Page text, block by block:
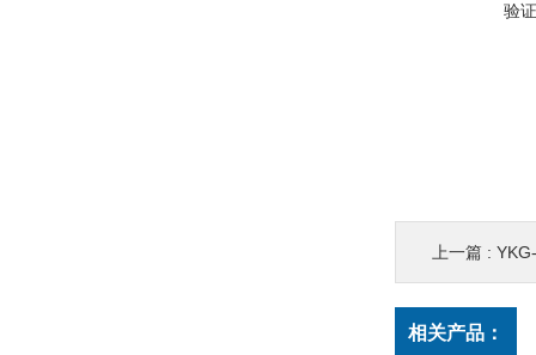
验
上一篇 :
相关产品：